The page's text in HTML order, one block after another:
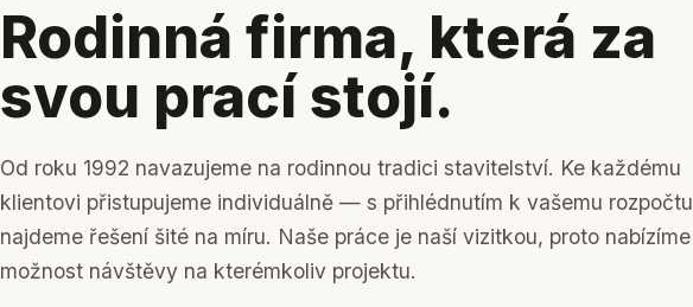
Rodinná firma, která za
svou prací stojí.
Od roku 1992 navazujeme na rodinnou tradici stavitelství. Ke každému
klientovi přistupujeme individuálně — s přihlédnutím k vašemu rozpočtu
najdeme řešení šité na míru. Naše práce je naší vizitkou, proto nabízíme
možnost návštěvy na kterémkoliv projektu.